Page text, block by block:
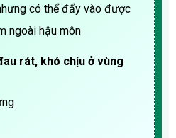
có thể đẩy vào được
ngoài hậu môn
rát, khó chịu ở vùng